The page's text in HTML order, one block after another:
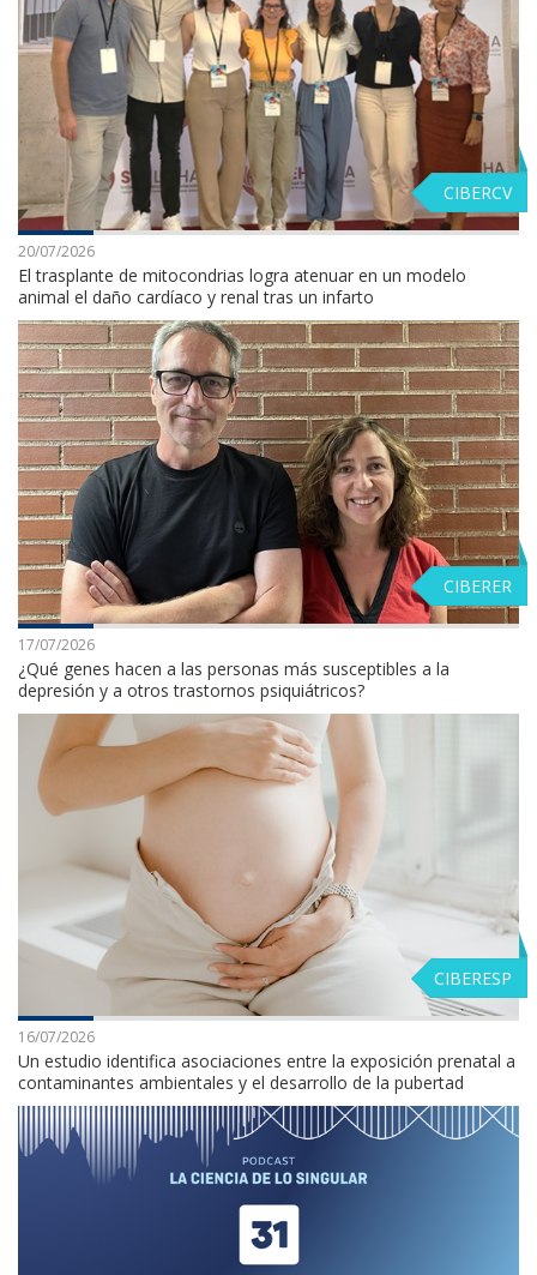
CIBERCV
20/07/2026
El trasplante de mitocondrias logra atenuar en un modelo
animal el daño cardíaco y renal tras un infarto
CIBERER
17/07/2026
¿Qué genes hacen a las personas más susceptibles a la
depresión y a otros trastornos psiquiátricos?
CIBERESP
16/07/2026
Un estudio identifica asociaciones entre la exposición prenatal a
contaminantes ambientales y el desarrollo de la pubertad